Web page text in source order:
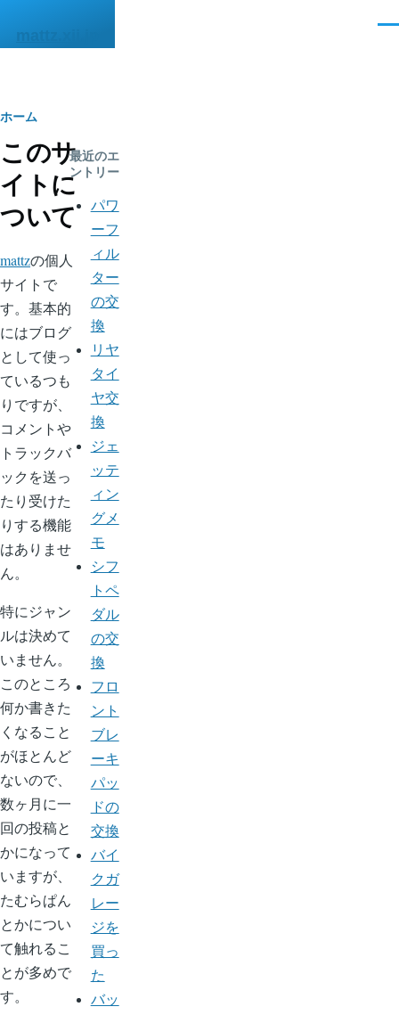
mattz.xii.jp
パ
ン
く
ず
ホーム
このサ
イトに
ついて
mattzの個人
サイトで
す。基本的
にはブログ
として使っ
ているつも
りですが、
コメントや
トラックバ
ックを送っ
たり受けた
りする機能
はありませ
ん。
特にジャン
ルは決めて
いません。
このところ
何か書きた
くなること
がほとんど
ないので、
数ヶ月に一
回の投稿と
かになって
いますが、
たむらぱん
とかについ
て触れるこ
とが多めで
す。
最近のエ
ントリー
パワ
ーフ
ィル
ター
の交
換
リヤ
タイ
ヤ交
換
ジェ
ッテ
ィン
グメ
モ
シフ
トペ
ダル
の交
換
フロ
ント
ブレ
ーキ
パッ
ドの
交換
バイ
クガ
レー
ジを
買っ
た
バッ